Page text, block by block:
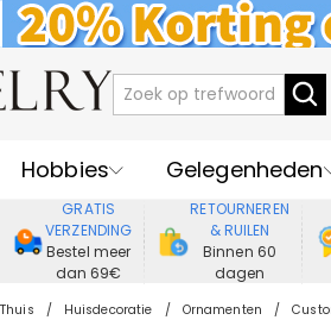
Hobbies
Gelegenheden
Recipienten
Best
Nieuwe
Juwelen
GRATIS
VERZENDING
Bestel meer
dan 69€
RETOURNEREN
& RUILEN
Binnen 60
dagen
Thuis Huisdecoratie Ornamenten